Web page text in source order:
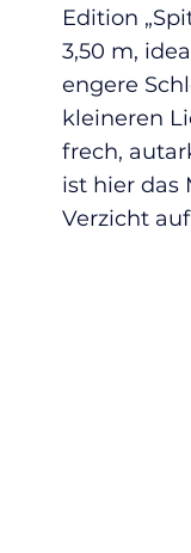
Edition
3,50 m,
engere
kleineren
frech,
ist hier das
Verzicht